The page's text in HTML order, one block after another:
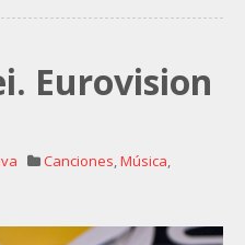
Eurovision
Canciones,Música,